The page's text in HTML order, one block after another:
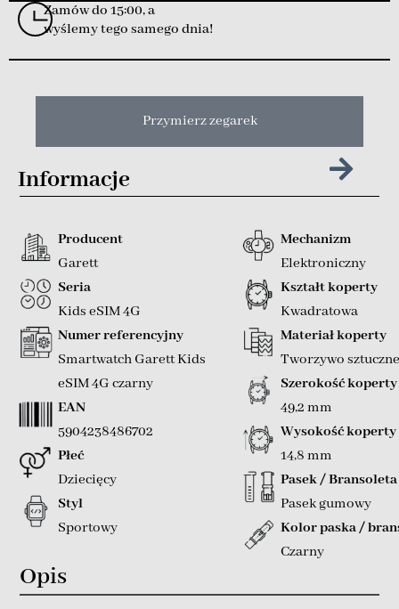
Zamów do 15:00, a
wyślemy tego samego dnia!
Przymierz zegarek
Informacje
Producent
Garett
Seria
Kids eSIM 4G
Numer referencyjny
Smartwatch Garett Kids
eSIM 4G czarny
EAN
5904238486702
Płeć
Dziecięcy
Styl
Sportowy
Mechanizm
Elektroniczny
Kształt koperty
Kwadratowa
Materiał koperty
Tworzywo sztuczne
Szerokość koperty
49,2 mm
Wysokość koperty
14,8 mm
Pasek / Bransoleta
Pasek gumowy
Kolor paska /
Czarny
Opis